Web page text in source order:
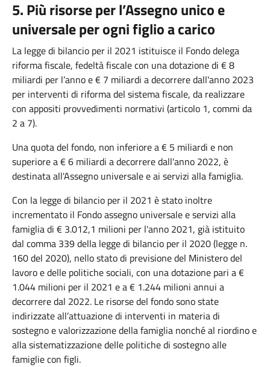
5. Più risorse per l’Assegno unico e
universale per ogni figlio a carico
La legge di bilancio per il 2021 istituisce il Fondo delega
riforma fiscale, fedeltà fiscale con una dotazione di € 8
miliardi per l’anno e € 7 miliardi a decorrere dall'anno 2023
per interventi di riforma del sistema fiscale, da realizzare
con appositi provvedimenti normativi (articolo 1, commi da
2 a 7).
Una quota del fondo, non inferiore a € 5 miliardi e non
superiore a € 6 miliardi a decorrere dall'anno 2022, è
destinata all'Assegno universale e ai servizi alla famiglia.
Con la legge di bilancio per il 2021 è stato inoltre
incrementato il Fondo assegno universale e servizi alla
famiglia di € 3.012,1 milioni per l'anno 2021, già istituito
dal comma 339 della legge di bilancio per il 2020 (legge n.
160 del 2020), nello stato di previsione del Ministero del
lavoro e delle politiche sociali, con una dotazione pari a €
1.044 milioni per il 2021 e a € 1.244 milioni annui a
decorrere dal 2022. Le risorse del fondo sono state
indirizzate all’attuazione di interventi in materia di
sostegno e valorizzazione della famiglia nonché al riordino e
alla sistematizzazione delle politiche di sostegno alle
famiglie con figli.